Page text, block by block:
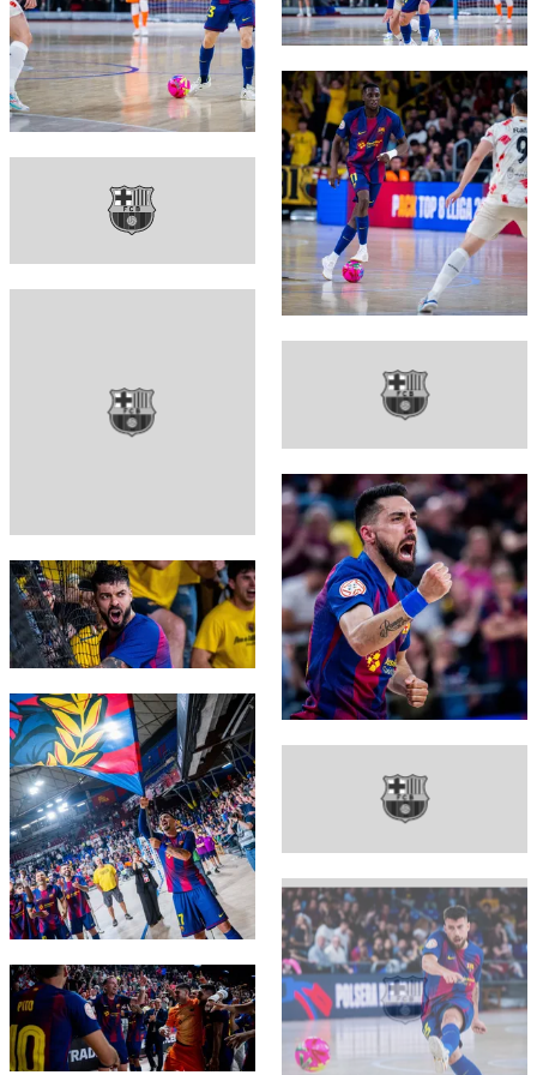
FC Barcelona club badge
FC Barcelona club badge
FC Barcelona club badge
FC Barcelona club badge
FC Barcelona club badge
FC Barcelona club badge